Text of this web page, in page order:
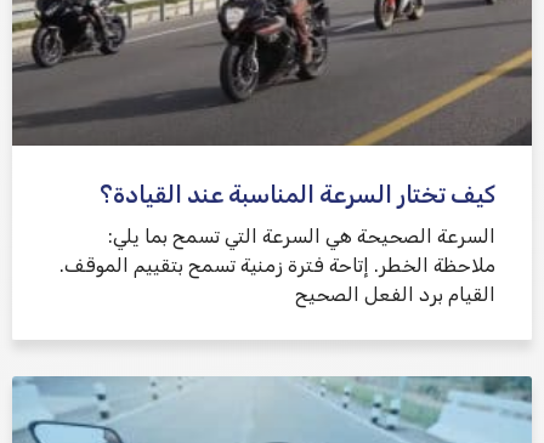
كيف تختار السرعة المناسبة عند القيادة؟
السرعة الصحيحة هي السرعة التي تسمح بما يلي:
ملاحظة الخطر. إتاحة فترة زمنية تسمح بتقييم الموقف.
القيام برد الفعل الصحيح